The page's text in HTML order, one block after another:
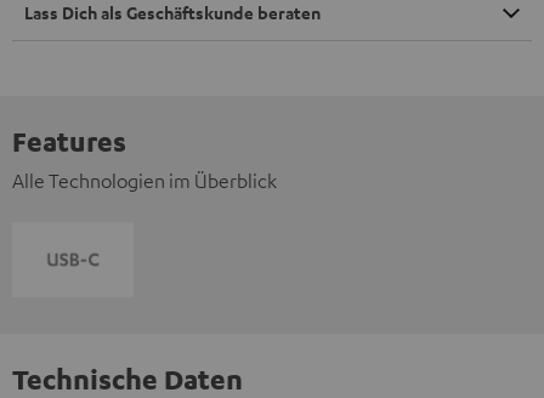
Lass Dich als Geschäftskunde beraten
Features
Alle Technologien im Überblick
Technische Daten